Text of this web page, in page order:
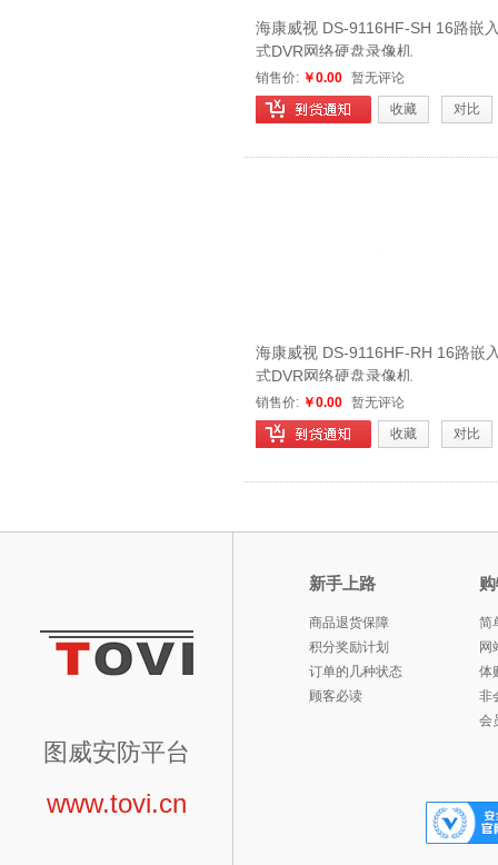
海康威视 DS-9116HF-SH 16路嵌
式DVR网络硬盘录像机
销售价: ￥0.00 暂无评论
收藏
对比
海康威视 DS-9116HF-RH 16路嵌
式DVR网络硬盘录像机
销售价: ￥0.00 暂无评论
收藏
对比
图威安防平台
www.tovi.cn
新手上路
商品退货保障
积分奖励计划
订单的几种状态
顾客必读
简
网
体
非
会